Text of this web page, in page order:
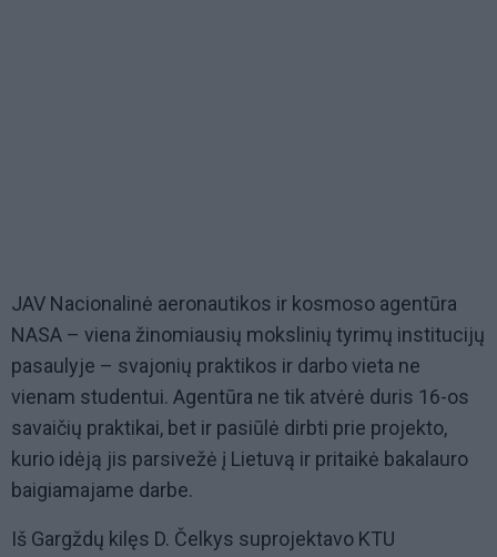
JAV Nacionalinė aeronautikos ir kosmoso agentūra
NASA – viena žinomiausių mokslinių tyrimų institucijų
pasaulyje – svajonių praktikos ir darbo vieta ne
vienam studentui. Agentūra ne tik atvėrė duris 16-os
savaičių praktikai, bet ir pasiūlė dirbti prie projekto,
kurio idėją jis parsivežė į Lietuvą ir pritaikė bakalauro
baigiamajame darbe.
Iš Gargždų kilęs D. Čelkys suprojektavo KTU